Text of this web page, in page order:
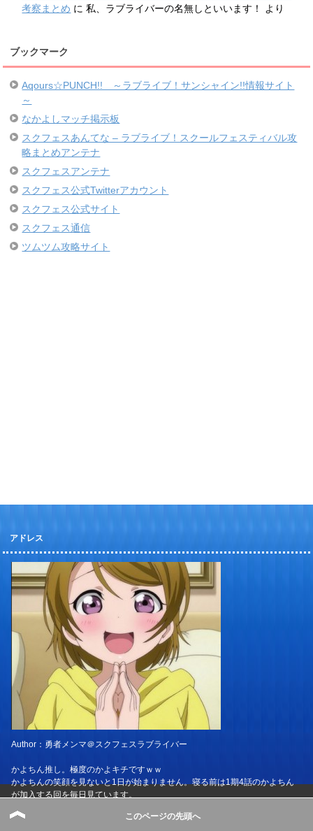
考察まとめ に私、ラブライバーの名無しといいます！ より
ブックマーク
Aqours☆PUNCH!! ～ラブライブ！サンシャイン!!情報サイト
～
なかよしマッチ掲示板
スクフェスあんてな – ラブライブ！スクールフェスティバル攻
略まとめアンテナ
スクフェスアンテナ
スクフェス公式Twitterアカウント
スクフェス公式サイト
スクフェス通信
ツムツム攻略サイト
アドレス
Author：勇者メンマ＠スクフェスラブライバー
かよちん推し。極度のかよキチですｗｗ
かよちんの笑顔を見ないと1日が始まりません。寝る前は1期4話のかよちん
が加入する回を毎日見ています。
Aqoursでは、曜ちゃん推しであり、ようまる推し。友情ヨーソローは何度も
このページの先頭へ